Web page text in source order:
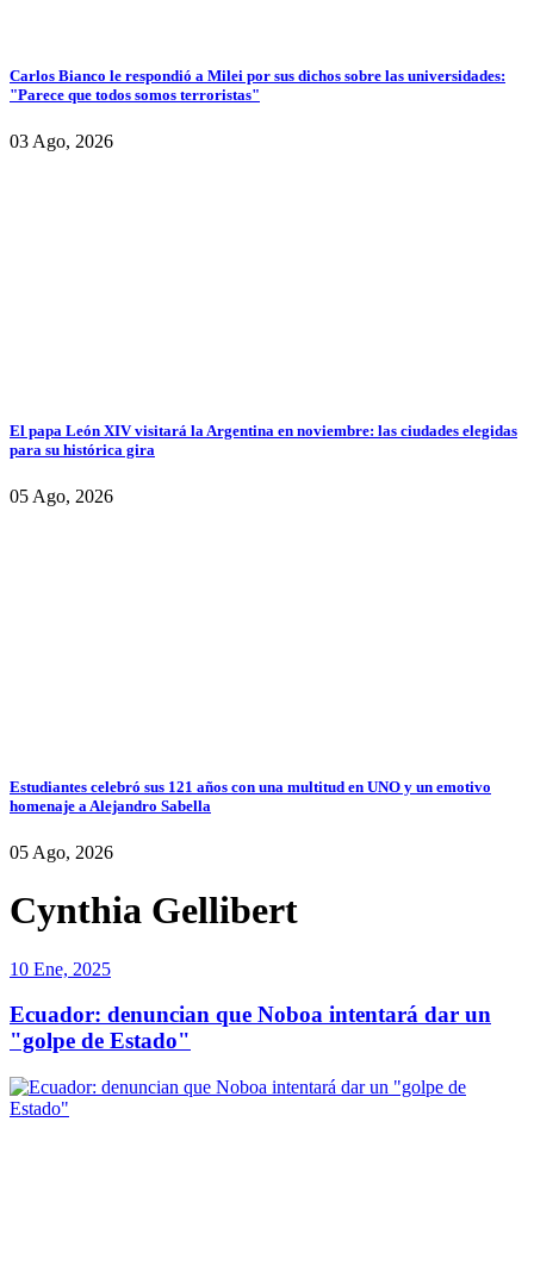
Carlos Bianco le respondió a Milei por sus dichos sobre las universidades:
"Parece que todos somos terroristas"
03 Ago, 2026
El papa León XIV visitará la Argentina en noviembre: las ciudades elegidas
para su histórica gira
05 Ago, 2026
Estudiantes celebró sus 121 años con una multitud en UNO y un emotivo
homenaje a Alejandro Sabella
05 Ago, 2026
Cynthia Gellibert
10 Ene, 2025
Ecuador: denuncian que Noboa intentará dar un
"golpe de Estado"